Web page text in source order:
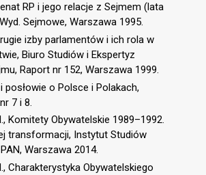
RP i jego relacje z Sejmem (lata
Sejmowe, Warszawa 1995.
izby parlamentów i ich rola w
Biuro Studiów i Ekspertyz
Raport nr 152, Warszawa 1999.
posłowie o Polsce i Polakach,
7 i 8.
Komitety Obywatelskie 1989–1992.
transformacji, Instytut Studiów
Warszawa 2014.
Charakterystyka Obywatelskiego